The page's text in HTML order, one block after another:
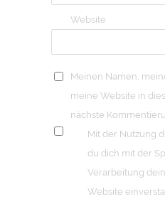
Website
Meinen Namen,
meine Website in
nächste
Mit der Nutzung
du dich mit der
Verarbeitung
Website